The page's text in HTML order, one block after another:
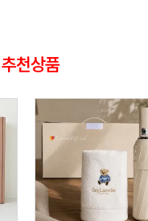
추천상품